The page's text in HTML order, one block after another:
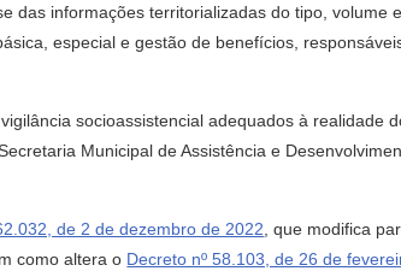
das informações territorializadas do tipo, volume
especial e gestão de benefícios,
socioassistencial adequados à realidade
Municipal de Assistência e
de 2 de dezembro de 2022 , que modifica
como altera o Decreto nº 58.103, de 26 de